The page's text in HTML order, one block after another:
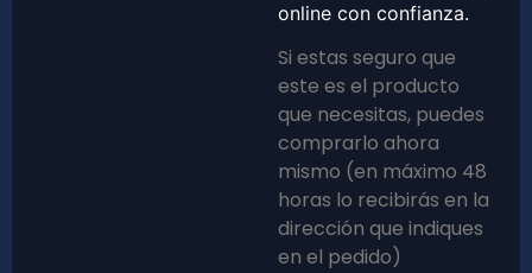
online con confianza.
Si estas seguro que
este es el producto
que necesitas, puedes
comprarlo ahora
mismo (en máximo 48
horas lo recibirás en la
dirección que indiques
en el pedido)